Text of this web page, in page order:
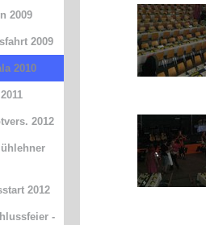
2009
2009
2010
2012
2012
-